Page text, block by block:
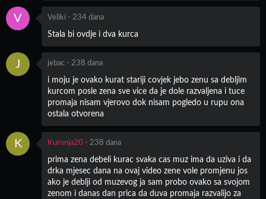
V Veliki - 234 dana
Stala bi ovdje i dva kurca
J jebac - 238 dana
i moju je ovako kurat stariji covjek jebo zenu sa debljim
kurcom posle zena sve vice da je dole razvaljena i tuce
promaja nisam vjerovo dok nisam pogledo u rupu ona
ostala otvorena
K Kuronja20 - 238 dana
prima zena debeli kurac svaka cas muz ima da uziva i da
drka mjesec dana na ovaj video zene vole promjenu jos
ako je deblji od muzevog ja sam probo ovako sa svojom
zenom i danas dan prica da duva promaja razvalijo za